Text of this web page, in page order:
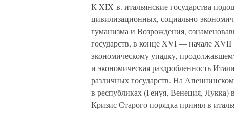
К XIX в. итальянские государства
цивилизационных, социально-
гуманизма и Возрождения,
государств, в конце XVI — начале XVII
экономическому упадку,
и экономическая раздробленность
различных государств. На
в республиках (Генуя, Венеция, Лукка)
Кризис Старого порядка принял в